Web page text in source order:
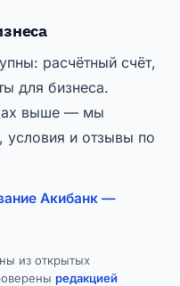
расчётный счёт,
для бизнеса.
выше — мы
условия и отзывы по
Акибанк —
из открытых
редакцией